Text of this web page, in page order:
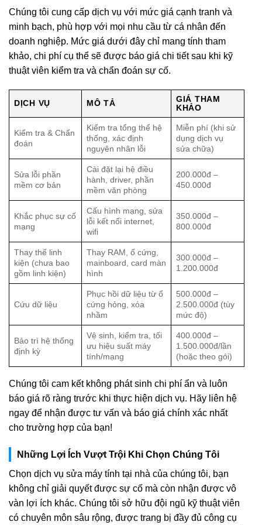
Chúng tôi cung cấp dịch vụ với mức giá cạnh tranh và
minh bạch, phù hợp với mọi nhu cầu từ cá nhân đến
doanh nghiệp. Mức giá dưới đây chỉ mang tính tham
khảo, chi phí cụ thể sẽ được báo giá chi tiết sau khi kỹ
thuật viên kiểm tra và chẩn đoán sự cố.
DỊCH VỤ MÔ TẢ
GIÁ THAM
KHẢO
Kiểm tra & Chẩn
đoán
Kiểm tra tổng thể hệ
thống, xác định
nguyên nhân lỗi
Miễn phí (khi sử
dụng dịch vụ
sửa chữa)
Sửa lỗi phần
mềm cơ bản
Cài đặt lại hệ điều
hành, driver, phần
mềm văn phòng
200.000đ –
450.000đ
Khắc phục sự cố
mạng
Cấu hình mạng, sửa
lỗi kết nối internet,
wifi
350.000đ –
800.000đ
Thay thế linh
kiện (chưa bao
gồm linh kiện)
Thay RAM, ổ cứng,
mainboard, card màn
hình
300.000đ –
1.200.000đ
Cứu dữ liệu
Phục hồi dữ liệu từ ổ
cứng hỏng, xóa
nhầm
500.000đ –
2.500.000đ (tùy
mức độ)
Bảo trì hệ thống
định kỳ
Vệ sinh, kiểm tra, tối
ưu hiệu suất máy
tính/mạng
400.000đ –
1.500.000đ/lần
(hoặc theo gói)
Chúng tôi cam kết không phát sinh chi phí ẩn và luôn
báo giá rõ ràng trước khi thực hiện dịch vụ. Hãy liên hệ
ngay để nhận được tư vấn và báo giá chính xác nhất
cho trường hợp của bạn!
Những Lợi Ích Vượt Trội Khi Chọn Chúng Tôi
Chọn dịch vụ sửa máy tính tại nhà của chúng tôi, bạn
không chỉ giải quyết được sự cố mà còn nhận được vô
vàn lợi ích khác. Chúng tôi sở hữu đội ngũ kỹ thuật viên
có chuyên môn sâu rộng, được trang bị đầy đủ công cụ